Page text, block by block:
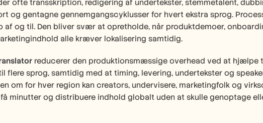
ofte transskription, redigering af undertekster, stemmetalent,
og gentagne gennemgangscyklusser for hvert ekstra sprog.
og til. Den bliver svær at opretholde, når produktdemoer,
alle kræver lokalisering samtidig.
reducerer den produktionsmæssige overhead ved at hjælpe
sprog, samtidig med at timing, levering, undertekster og
om for hver region kan creators, undervisere, marketingfolk og
minutter og distribuere indhold globalt uden at skulle genoptage